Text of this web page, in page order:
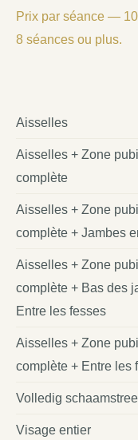
Prix par séance —
8 séances ou plus.
Aisselles
Aisselles + Zone
complète
Aisselles + Zone
complète + Jambes
Aisselles + Zone
complète + Bas des
Entre les fesses
Aisselles + Zone
complète + Entre les
Volledig
Visage entier